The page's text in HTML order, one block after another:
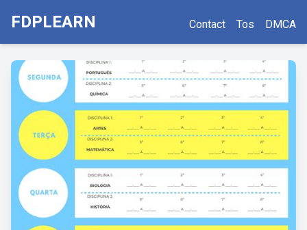
FDPLEARN Contact Tos DMCA